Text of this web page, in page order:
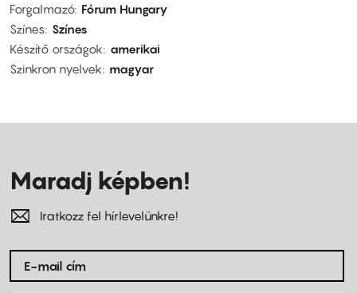
Forgalmazó Fórum Hungary
Színes Színes
Készítő országok
amerikai
Szinkron nyelvek
magyar
Maradj képben!
Iratkozz fel hírlevelünkre!